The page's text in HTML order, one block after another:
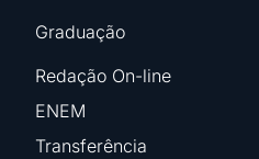
Graduação
Redação On-line
ENEM
Transferência